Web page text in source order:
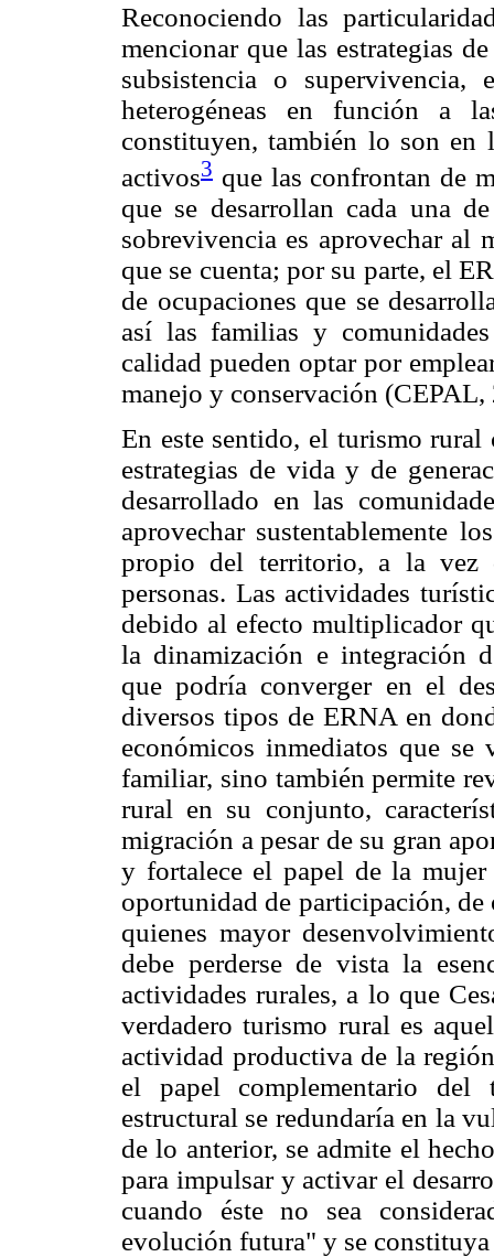
Reconociendo las
mencionar que las estrategias
subsistencia o
heterogéneas en función a
constituyen, también lo son en
activos3 que las confrontan de
que se desarrollan cada una
sobrevivencia es aprovechar al
que se cuenta; por su parte, el
de ocupaciones que se
así las familias y
calidad pueden optar por
manejo y conservación
En este sentido, el turismo
estrategias de vida y de
desarrollado en las
aprovechar sustentablemente
propio del territorio, a la vez
personas. Las actividades
debido al efecto multiplicador
la dinamización e integración
que podría converger en el
diversos tipos de ERNA en
económicos inmediatos que
familiar, sino también permite
rural en su conjunto,
migración a pesar de su gran
y fortalece el papel de la
oportunidad de participación,
quienes mayor
debe perderse de vista la
actividades rurales, a lo que
verdadero turismo rural es
actividad productiva de la
el papel complementario
estructural se redundaría en la
de lo anterior, se admite el
para impulsar y activar el
cuando éste no sea
evolución futura" y se